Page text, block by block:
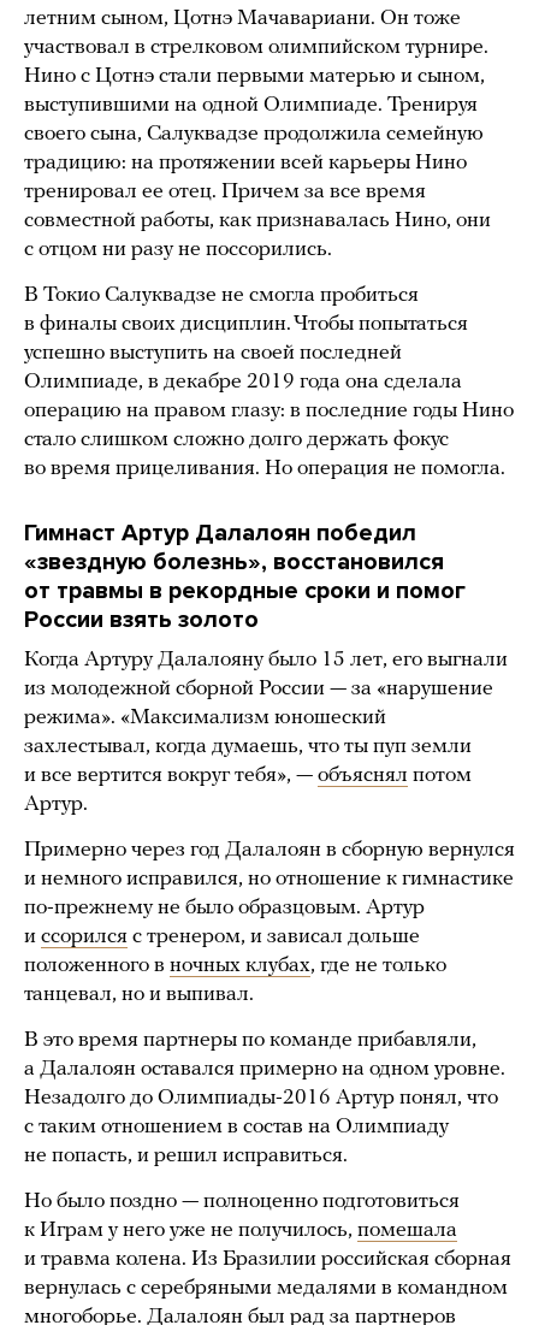
летним сыном, Цотнэ Мачавариани. Он тоже
участвовал в стрелковом олимпийском турнире.
Нино с Цотнэ стали первыми матерью и сыном,
выступившими на одной Олимпиаде. Тренируя
своего сына, Салуквадзе продолжила семейную
традицию: на протяжении всей карьеры Нино
тренировал ее отец. Причем за все время
совместной работы, как признавалась Нино, они
с отцом ни разу не поссорились.
В Токио Салуквадзе не смогла пробиться
в финалы своих дисциплин. Чтобы попытаться
успешно выступить на своей последней
Олимпиаде, в декабре 2019 года она сделала
операцию на правом глазу: в последние годы Нино
стало слишком сложно долго держать фокус
во время прицеливания. Но операция не помогла.
Гимнаст Артур Далалоян победил
«звездную болезнь», восстановился
от травмы в рекордные сроки и помог
России взять золото
Когда Артуру Далалояну было 15 лет, его выгнали
из молодежной сборной России — за «нарушение
режима». «Максимализм юношеский
захлестывал, когда думаешь, что ты пуп земли
и все вертится вокруг тебя», — объяснял потом
Артур.
Примерно через год Далалоян в сборную вернулся
и немного исправился, но отношение к гимнастике
по-прежнему не было образцовым. Артур
и ссорился с тренером, и зависал дольше
положенного в ночных клубах, где не только
танцевал, но и выпивал.
В это время партнеры по команде прибавляли,
а Далалоян оставался примерно на одном уровне.
Незадолго до Олимпиады-2016 Артур понял, что
с таким отношением в состав на Олимпиаду
не попасть, и решил исправиться.
Но было поздно — полноценно подготовиться
к Играм у него уже не получилось, помешала
и травма колена. Из Бразилии российская сборная
вернулась с серебряными медалями в командном
многоборье. Далалоян был рад за партнеров